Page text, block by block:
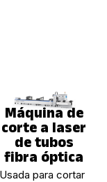
Máquina de
corte a laser
de tubos
fibra óptica
Usada para cortar